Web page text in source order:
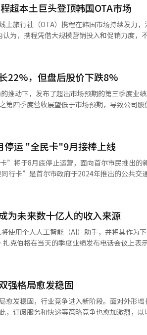
度最高纪录。此次调查是WiseApp·Retail对
未包括账户转账、现金和礼品卡支付额，因
前一天举行的第二季度业绩电话会议上表示
的客户正在回来，支出水平也在恢复。”他还
时间。”※ 本报道经人工智能（AI）系统翻译
超本土巨头登顶韩国OTA市场
上旅行社（OTA）携程在韩国市场持续发力
，携程凭借大规模营销投入和促销力度，
为440.6712万人，增幅仅2.5%。另
重已由2024年上半年的13%提高至去年的
Pay等本地支付平台合作，6月启动暑假品
先。上月携程App新增下载安装量达到51.5
位居首位，“Yeogi”以172.7万小时紧随其
小时，增速居所有平台之首，但整体排名仍仅位列第
拥有携程、“去哪儿”及“天巡”（
，携程提供机票、酒店、交通及旅游体验等一
或全球市场份额。IGAWorks方面表示，本次
因此与企业自行公布的数据或其他机构统计
22%，但盘后股价下跌8%
推动下，发布了超出市场预期的第三季度业
四季度营收展望低于市场预期，导致公司股价
财年第三季度（4月至6月）营收同比增长
和Apple Music等服务营收为307
括中国大陆、香港和台湾在内的华人市场营收为
的增长。然而，仍低于市场预期的约197亿美元。 本季
退税使得产品销售后的利润率提高了约2个百
公布的数字。 未来的业绩展望也未能满足投资者的期待。
法满足需求。”尤其是在Mac产品线中，出现了
服务业务低于预期的增长和低迷的第四季度展
人工智能（AI）系统翻译与编辑。
运 "全民卡"9月接棒上线
”将于8月底停止运营，面向首尔市民推出的
叠加面向首尔市民的青年优惠等地方特色政策推
民币289元），用户也可按比例获得返现，其
韩银行、现代卡、三星卡、BC卡、KB国民
K银行等主要金融机构营业网点，或通过各发
29日，“全民卡”累计注册用户已突破
。 韩国国土交通部大都市圈广域交通委员会委员长
商，成功避免了“气候同行卡”停运可能带来
为未来数十亿人的收入来源
用个人人工智能（AI）助手，并将其作为下
克伯格在当天的季度业绩发布电话会议上
伯格表示，个人AI助手可以在财务、健康、人际
，视代理型AI助手市场为下一代增长动力。
品和收入来源的基础。 Meta在本季度通过WhatsApp和
，目前已在超过100万家企业中应用。Meta
美元（约合12.31万亿韩元）下降了91%。
强格局愈发稳固
愈发稳固，行业竞争进入新阶段。面对外形
，订阅服务和快递等策略竞争也愈加激烈，
年上半年，外卖平台的月活跃用户（MAU